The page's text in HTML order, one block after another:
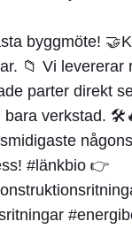
byggmöte!
📁 Vi levererar
parter direkt
bara verkstad.
#länkbio 👉